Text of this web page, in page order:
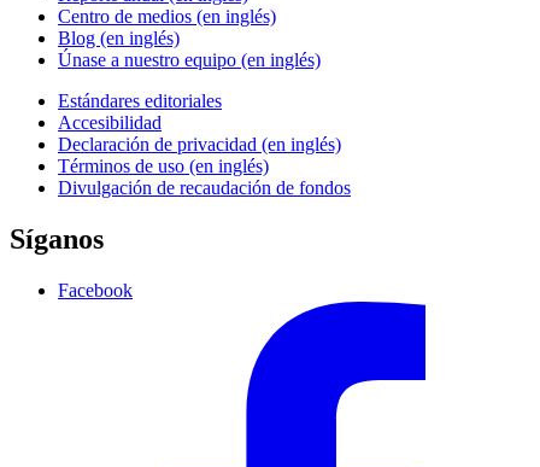
Centro de medios (en inglés)
Blog (en inglés)
Únase a nuestro equipo (en inglés)
Estándares editoriales
Accesibilidad
Declaración de privacidad (en inglés)
Términos de uso (en inglés)
Divulgación de recaudación de fondos
Síganos
Facebook